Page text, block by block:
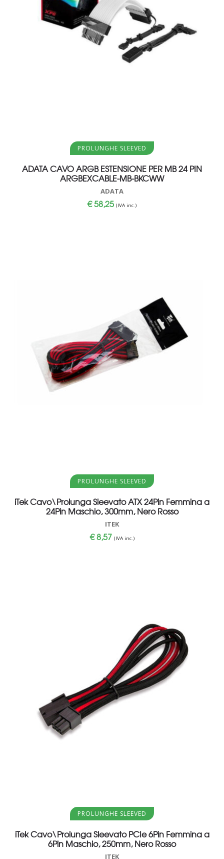
Aggiungi al carrello
PROLUNGHE SLEEVED
ADATA CAVO ARGB ESTENSIONE PER MB 24 PIN
ARGBEXCABLE-MB-BKCWW
ADATA
€58,25 (IVA inc.)
Aggiungi al carrello
PROLUNGHE SLEEVED
iTek Cavo\Prolunga Sleevato ATX 24Pin Femmina a
24Pin Maschio, 300mm, Nero Rosso
ITEK
€8,57 (IVA inc.)
Aggiungi al carrello
PROLUNGHE SLEEVED
iTek Cavo\Prolunga Sleevato PCIe 6Pin Femmina a
6Pin Maschio, 250mm, Nero Rosso
ITEK